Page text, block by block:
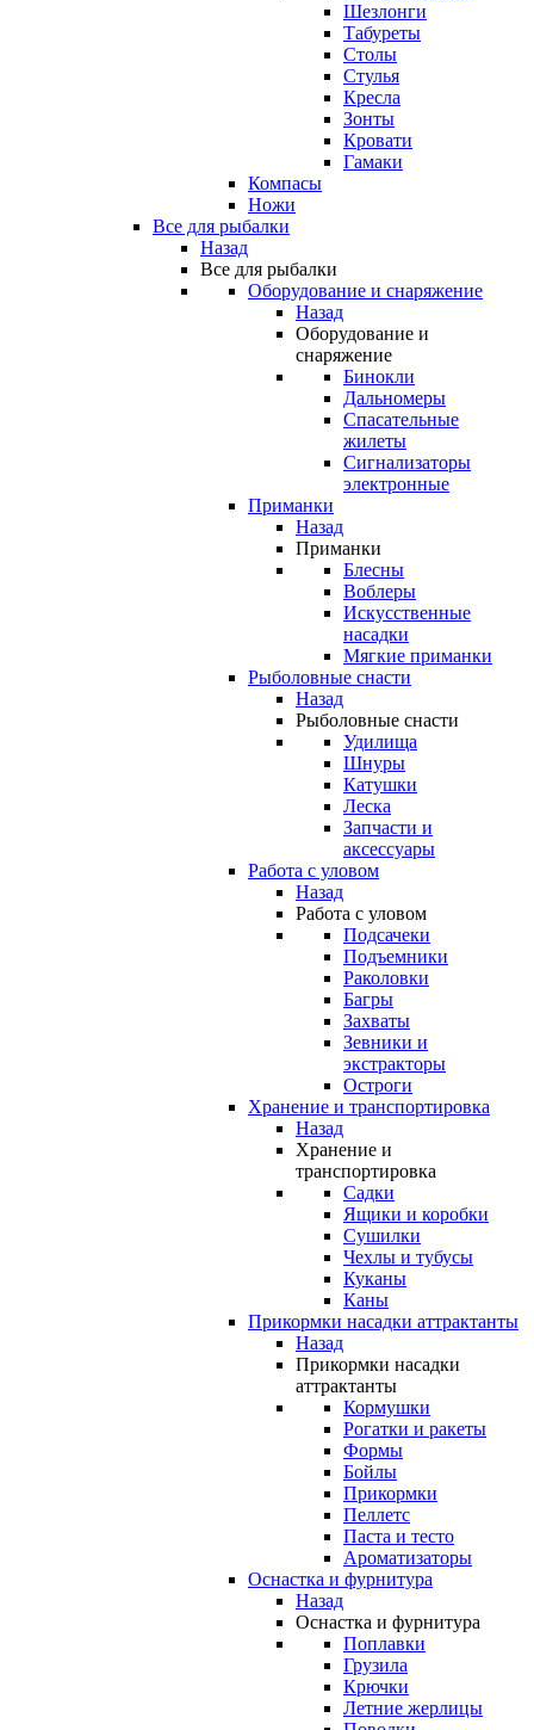
Шезлонги
Табуреты
Столы
Стулья
Кресла
Зонты
Кровати
Гамаки
Компасы
Ножи
Все для рыбалки
Назад
Все для рыбалки
Оборудование и снаряжение
Назад
Оборудование и
снаряжение
Бинокли
Дальномеры
Спасательные
жилеты
Сигнализаторы
электронные
Приманки
Назад
Приманки
Блесны
Воблеры
Искусственные
насадки
Мягкие приманки
Рыболовные снасти
Назад
Рыболовные снасти
Удилища
Шнуры
Катушки
Леска
Запчасти и
аксессуары
Работа с уловом
Назад
Работа с уловом
Подсачеки
Подъемники
Раколовки
Багры
Захваты
Зевники и
экстракторы
Остроги
Хранение и транспортировка
Назад
Хранение и
транспортировка
Садки
Ящики и коробки
Сушилки
Чехлы и тубусы
Куканы
Каны
Прикормки насадки аттрактанты
Назад
Прикормки насадки
аттрактанты
Кормушки
Рогатки и ракеты
Формы
Бойлы
Прикормки
Пеллетс
Паста и тесто
Ароматизаторы
Оснастка и фурнитура
Назад
Оснастка и фурнитура
Поплавки
Грузила
Крючки
Летние жерлицы